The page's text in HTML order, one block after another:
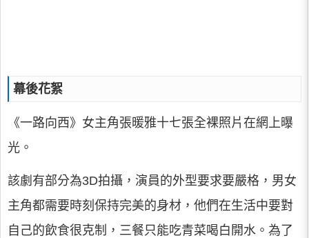
幕後花絮
《一路向西》女主角張暖雅十七張全裸照片在網上曝
光。
該劇有部分為3D拍攝，演員的外型要求要嚴格，男女
主角都需要時刻保持完美的身材，他們在生活中要對
自己的飲食很克制，三餐只能吃青菜喝白開水。為了